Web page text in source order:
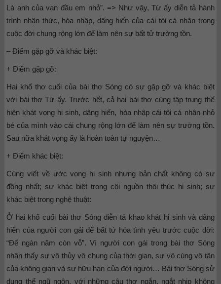
Là anh của vạn đầu em nhỏ”. => Như vậy, Từ ấy diễn tả hành
trình nhận thức, hòa nhập, dâng hiến của cái tôi cá nhân trong
cuộc đời chung rộng lớn để làm nên sự bất tử trường tồn.
– Điểm gặp gỡ và khác biệt:
+ Điểm gặp gỡ:
Hai khổ thơ cuối của bài thơ Sóng có sự gặp gỡ và khác biệt
với bài thơ Từ ấy. Trước hết, cả hai bài thơ cùng tập trung thể
hiện khát vọng hi sinh, dâng hiến, hòa nhập cái tôi cá nhân nhỏ
bé của mình vào cái chung rộng lớn để làm nên sự trường tồn.
Sau nữa khát vọng ấy là hoàn toàn tự nguyện…
+ Điểm khác biệt:
Cùng viết về ước vọng hi sinh nhưng bản chất không có sự
đồng nhất; sự khác biệt trong cội nguồn thôi thúc hi sinh; sự
khác biệt trong nghệ thuật:
Ở hai khổ cuối bài thơ Sóng diễn tả khao khát hi sinh và dâng
hiến của người con gái để bất tử hóa tình yêu trước cuộc đời:
“Để ngàn năm còn vỗ”. Vì người con gái trong bài thơ Sóng
nhận thấy sự vô thủy vô chung của thời gian, sự vô cùng vô tận
của không gian và sự hữu hạn của đời người… Bài thơ Sóng sử
dụng thể ngũ ngôn, với những câu thơ ngắn, ngắt nhịp không